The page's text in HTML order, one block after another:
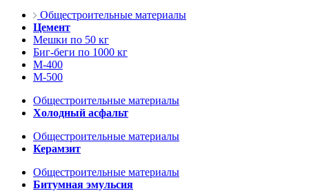
Общестроительные материалы
Цемент
Мешки по 50 кг
Биг-беги по 1000 кг
М-400
М-500
Общестроительные материалы
Холодный асфальт
Общестроительные материалы
Керамзит
Общестроительные материалы
Битумная эмульсия